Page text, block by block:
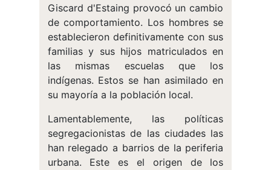
Giscard d'Estaing provocó un cambio
de comportamiento. Los hombres se
establecieron definitivamente con sus
familias y sus hijos matriculados en
las mismas escuelas que los
indígenas. Estos se han asimilado en
su mayoría a la población local.
Lamentablemente, las políticas
segregacionistas de las ciudades las
han relegado a barrios de la periferia
urbana. Este es el origen de los